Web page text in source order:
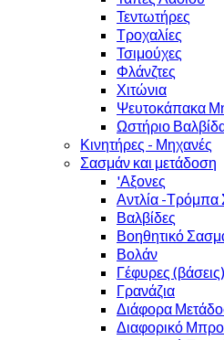
Τεντωτήρες
Τροχαλίες
Τσιμούχες
Φλάνζτες
Χιτώνια
Ψευτοκάπακα
Ωστήριο
Κινητήρες - Μηχανές
Σασμάν και μετάδοση
'Αξονες
Αντλία -Τρόμπα
Βαλβίδες
Βοηθητικό
Βολάν
Γέφυρες (βάσεις)
Γρανάζια
Διάφορα
Διαφορικό